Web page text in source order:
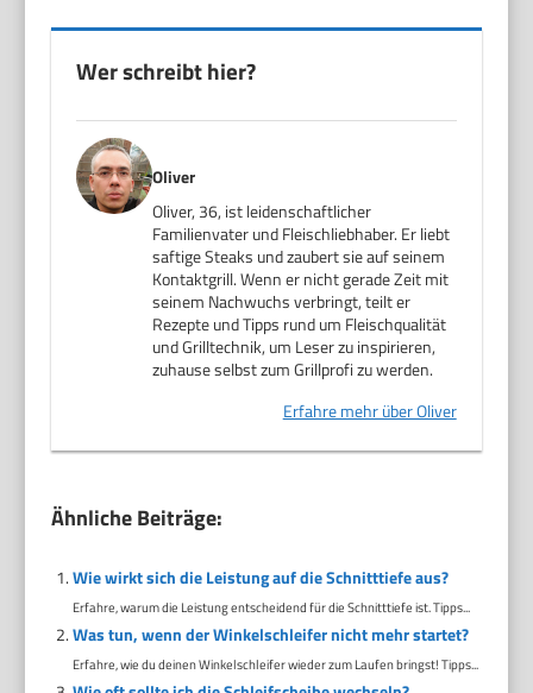
Wer schreibt hier?
Oliver
Oliver, 36, ist leidenschaftlicher
Familienvater und Fleischliebhaber. Er liebt
saftige Steaks und zaubert sie auf seinem
Kontaktgrill. Wenn er nicht gerade Zeit mit
seinem Nachwuchs verbringt, teilt er
Rezepte und Tipps rund um Fleischqualität
und Grilltechnik, um Leser zu inspirieren,
zuhause selbst zum Grillprofi zu werden.
Erfahre mehr über Oliver
Ähnliche Beiträge:
Wie wirkt sich die Leistung auf die Schnitttiefe aus?
Erfahre, warum die Leistung entscheidend für die Schnitttiefe ist. Tipps...
Was tun, wenn der Winkelschleifer nicht mehr startet?
Erfahre, wie du deinen Winkelschleifer wieder zum Laufen bringst! Tipps...